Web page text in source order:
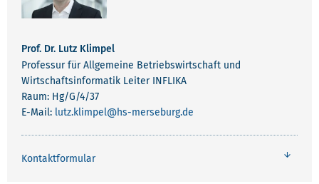
Prof. Dr. Lutz Klimpel
Professur für Allgemeine Betriebswirtschaft und
Wirtschaftsinformatik Leiter INFLIKA
Raum: Hg/G/4/37
E-Mail: lutz.klimpel@hs-merseburg.de
Kontaktformular